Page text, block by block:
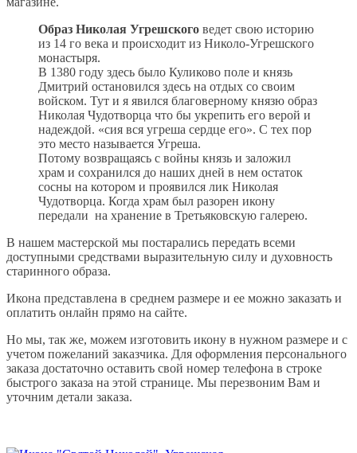
Образ Николая Угрешского ведет свою историю
из 14 го века и происходит из Николо-Угрешского
монастыря.
В 1380 году здесь было Куликово поле и князь
Дмитрий остановился здесь на отдых со своим
войском. Тут и я явился благоверному князю образ
Николая Чудотворца что бы укрепить его верой и
надеждой. «сия вся угреша сердце его». С тех пор
это место называется Угреша.
Потому возвращаясь с войны князь и заложил
храм и сохранился до наших дней в нем остаток
сосны на котором и проявился лик Николая
Чудотворца. Когда храм был разорен икону
передали на хранение в Третьяковскую галерею.
В нашем мастерской мы постарались передать всеми
доступными средствами выразительную силу и духовность
старинного образа.
Икона представлена в среднем размере и ее можно заказать и
оплатить онлайн прямо на сайте.
Но мы, так же, можем изготовить икону в нужном размере и с
учетом пожеланий заказчика. Для оформления персонального
заказа достаточно оставить свой номер телефона в строке
быстрого заказа на этой странице. Мы перезвоним Вам и
уточним детали заказа.